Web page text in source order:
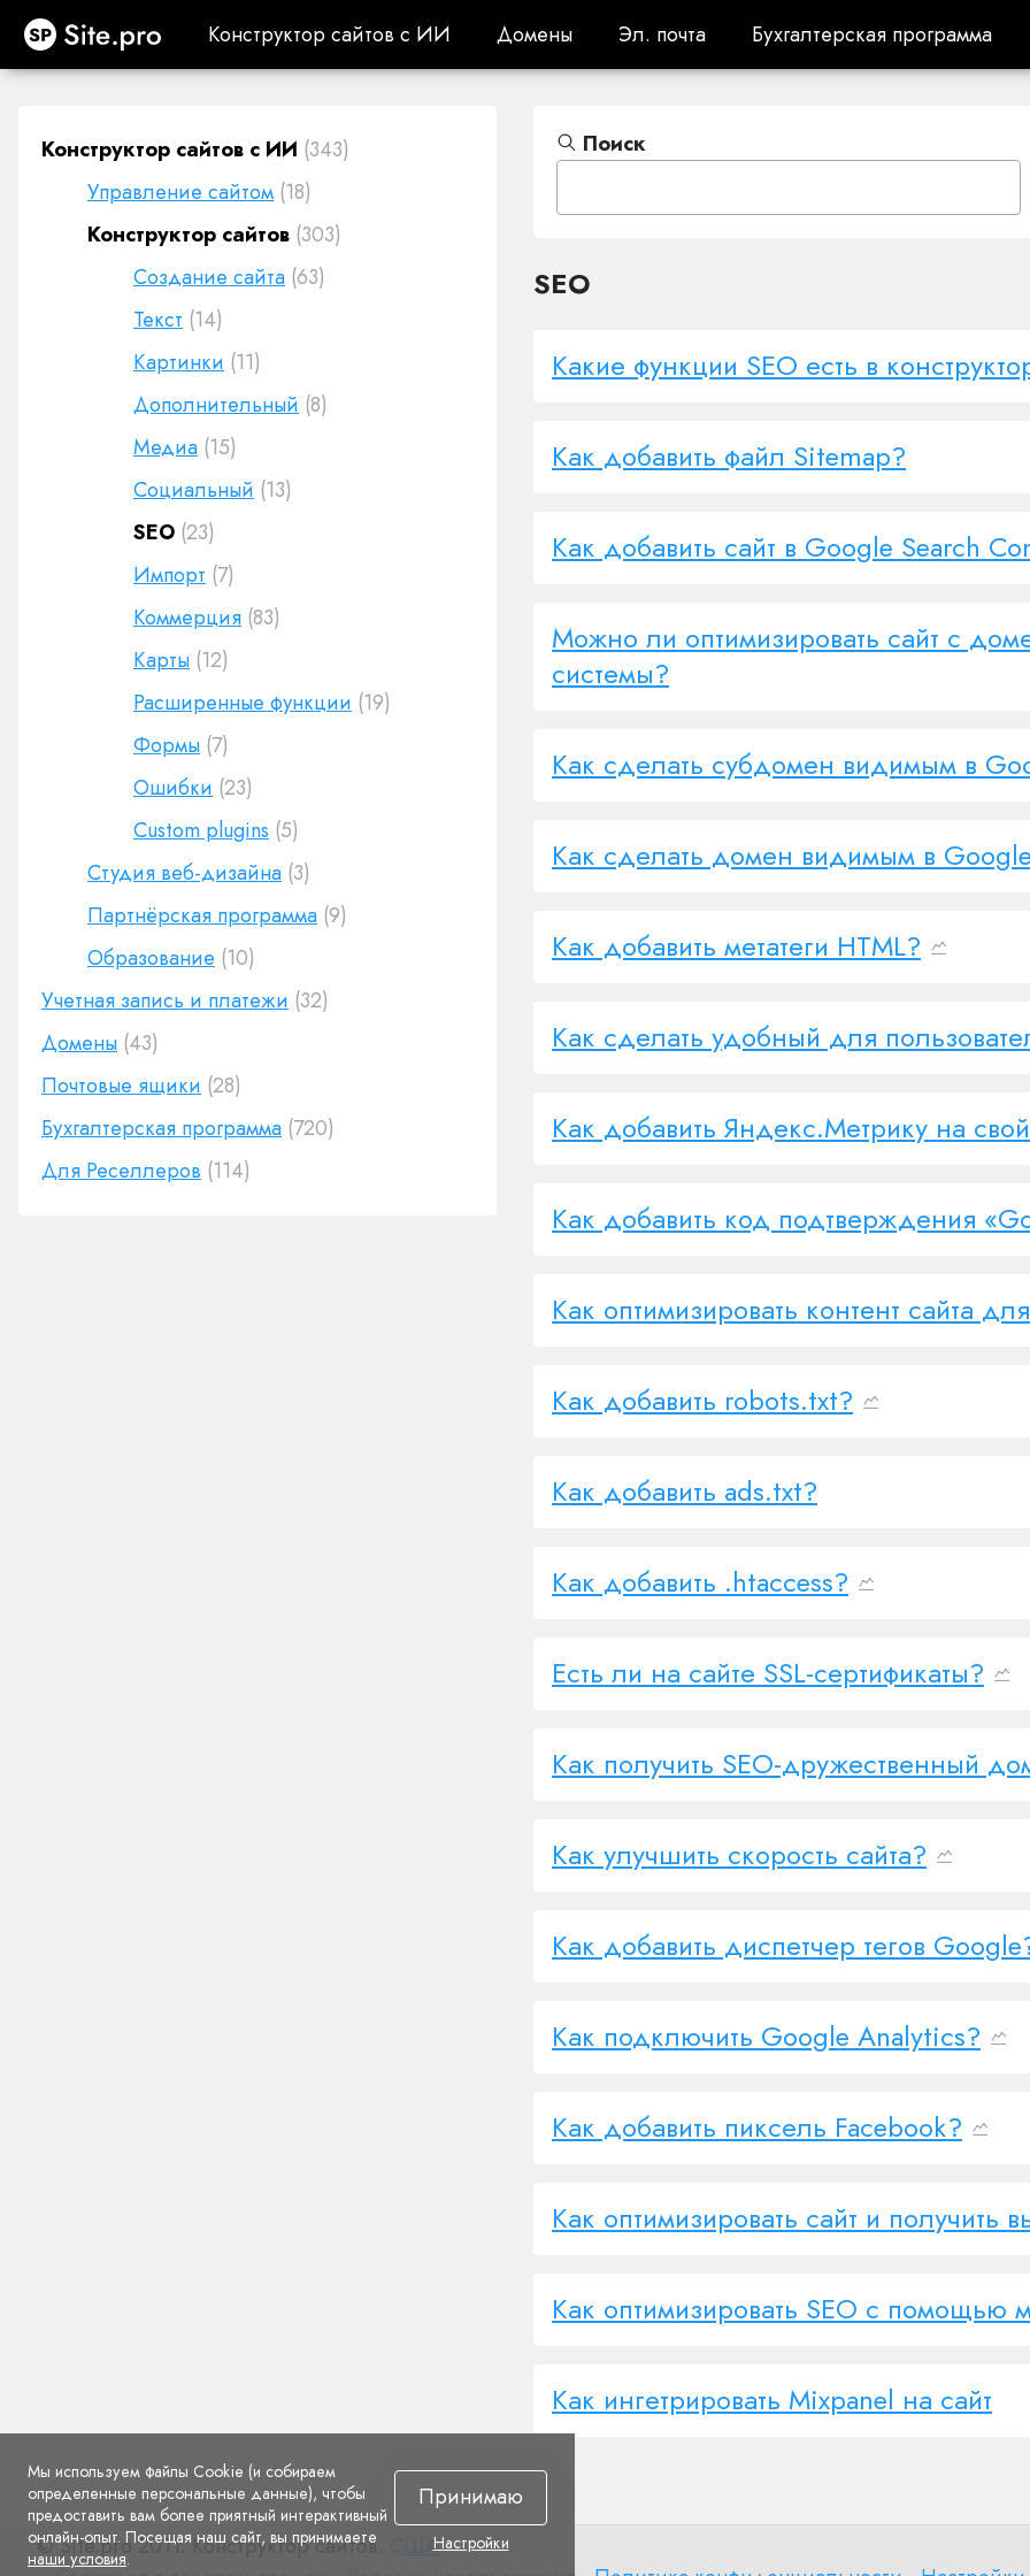
Site.pro Конструктор сайтов с ИИ
Конструктор сайтов с ИИ Домены
Домены Эл. почта
Эл. почта Бухгалтерская программа
Бухгалтерская программа
Конструктор сайтов с ИИ (343)
Управление сайтом (18)
Конструктор сайтов (303)
Создание сайта (63)
Текст (14)
Картинки (11)
Дополнительный (8)
Медиа (15)
Социальный (13)
SEO (23)
Импорт (7)
Коммерция (83)
Карты (12)
Расширенные функции (19)
Формы (7)
Ошибки (23)
Custom plugins (5)
Студия веб-дизайна (3)
Партнёрская программа (9)
Образование (10)
Учетная запись и платежи (32)
Домены (43)
Почтовые ящики (28)
Бухгалтерская программа (720)
Для Реселлеров (114)
Поиск
SEO
Какие функции SEO есть в
Как добавить файл Sitemap?
Как добавить сайт в Google Search
Можно ли оптимизировать сайт с
системы?
Как сделать субдомен видимым в
Как сделать домен видимым в
Как добавить метатеги HTML?
Как сделать удобный для
Как добавить Яндекс.Метрику на
Как добавить код подтверждения
Как оптимизировать контент сайта
Как добавить robots.txt?
Как добавить ads.txt?
Как добавить .htaccess?
Есть ли на сайте SSL-сертификаты?
Как получить SEO-дружественный
Как улучшить скорость сайта?
Как добавить диспетчер тегов
Как подключить Google Analytics?
Как добавить пиксель Facebook?
Как оптимизировать сайт и получить
Как оптимизировать SEO с помощью
Как ингетрировать Mixpanel на сайт
© Site.pro 2011. Конструктор сайтов. США.
Мы используем файлы Cookie (и собираем
определенные персональные данные), чтобы
предоставить вам более приятный интерактивный
онлайн-опыт. Посещая наш сайт, вы принимаете
наши условия.
Принимаю
Настройки